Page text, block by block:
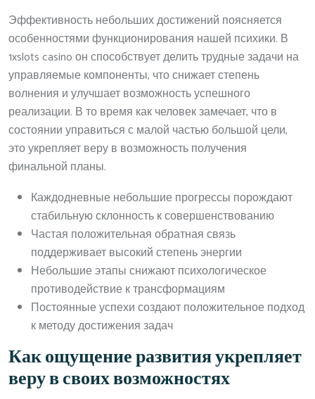
Эффективность небольших достижений поясняется
особенностями функционирования нашей психики. В
1xslots casino он способствует делить трудные задачи на
управляемые компоненты, что снижает степень
волнения и улучшает возможность успешного
реализации. В то время как человек замечает, что в
состоянии управиться с малой частью большой цели,
это укрепляет веру в возможность получения
финальной планы.
Каждодневные небольшие прогрессы порождают
стабильную склонность к совершенствованию
Частая положительная обратная связь
поддерживает высокий степень энергии
Небольшие этапы снижают психологическое
противодействие к трансформациям
Постоянные успехи создают положительное подход
к методу достижения задач
Как ощущение развития укрепляет
веру в своих возможностях